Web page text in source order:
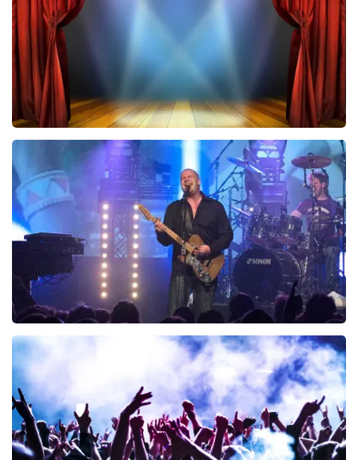
BESTEL NU
40 45 De Musical
297laatste 30 minuten
BESTEL NU
BESTEL NU